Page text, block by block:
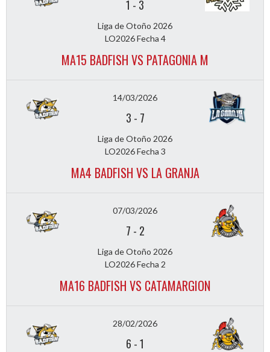
1 - 3
Liga de Otoño 2026
LO2026 Fecha 4
MA15 BADFISH VS PATAGONIA M
14/03/2026
3 - 7
Liga de Otoño 2026
LO2026 Fecha 3
MA4 BADFISH VS LA GRANJA
07/03/2026
7 - 2
Liga de Otoño 2026
LO2026 Fecha 2
MA16 BADFISH VS CATAMARGION
28/02/2026
6 -1